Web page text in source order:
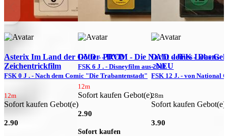
Asterix Im Land der Götter - DVD
Zeichentrickfilm
FSK 0 J . - Nach dem Comic "Die Trabantenstadt"
12m
Sofort kaufen Gebot(e)
2.90
DVD - PROM - Die Nacht deines Lebens
FSK 6 J . - Disneyfilm aus 2011
12m
Sofort kaufen Gebot(e)
2.90
Sofort kaufen
DVD - JFK - Das
- NEU
FSK 12 J. - von National
28m
Sofort kaufen Gebot(e)
3.90